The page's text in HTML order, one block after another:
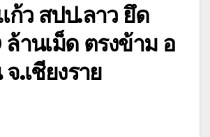
ก้ว สปป.ลาว ยึด
ล้านเม็ด ตรงข้าม อ
จ.เชียงราย